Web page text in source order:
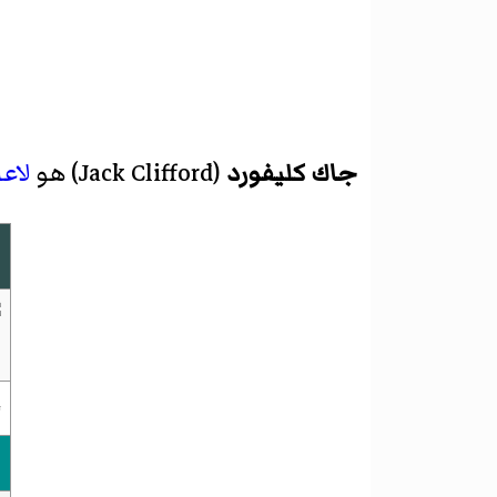
جاك كليفورد (
Jack Clifford)‏ هو